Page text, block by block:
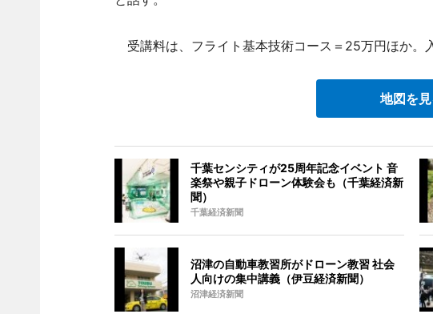
受講料は、フライト基本技術コース＝25万円ほか。
地図を
千葉センシティが25周年記念イベント 音
楽祭や親子ドローン体験会も（千葉経済新
聞）
千葉経済新聞
沼津の自動車教習所がドローン教習 社会
人向けの集中講義（伊豆経済新聞）
沼津経済新聞